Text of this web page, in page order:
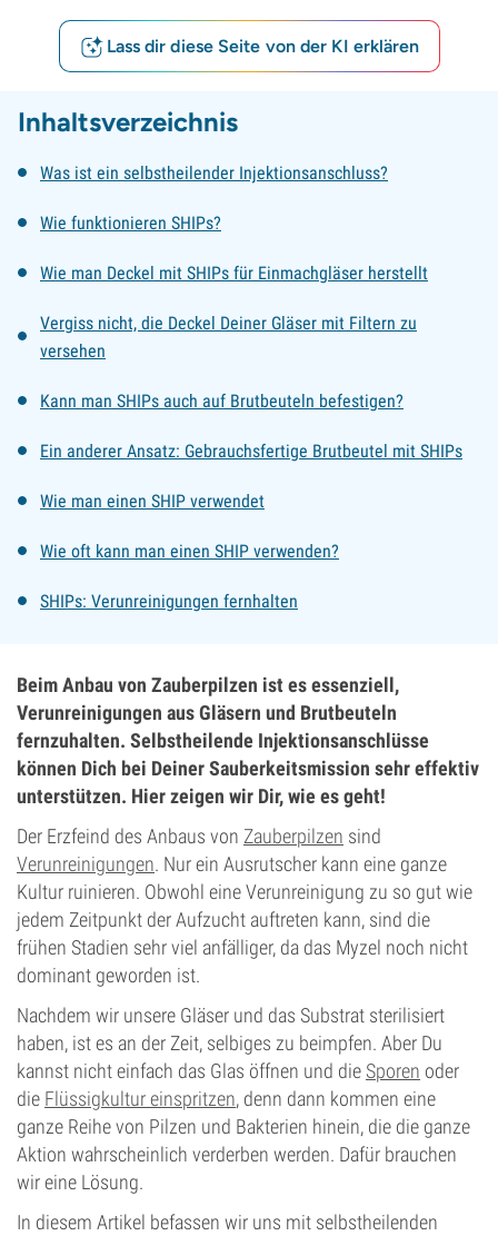
Lass dir diese Seite von der KI erklären
Inhaltsverzeichnis
Was ist ein selbstheilender Injektionsanschluss?
Wie funktionieren SHIPs?
Wie man Deckel mit SHIPs für Einmachgläser herstellt
Vergiss nicht, die Deckel Deiner Gläser mit Filtern zu
versehen
Kann man SHIPs auch auf Brutbeuteln befestigen?
Ein anderer Ansatz: Gebrauchsfertige Brutbeutel mit SHIPs
Wie man einen SHIP verwendet
Wie oft kann man einen SHIP verwenden?
SHIPs: Verunreinigungen fernhalten
Beim Anbau von Zauberpilzen ist es essenziell,
Verunreinigungen aus Gläsern und Brutbeuteln
fernzuhalten. Selbstheilende Injektionsanschlüsse
können Dich bei Deiner Sauberkeitsmission sehr effektiv
unterstützen. Hier zeigen wir Dir, wie es geht!
Der Erzfeind des Anbaus von Zauberpilzen sind
Verunreinigungen. Nur ein Ausrutscher kann eine ganze
Kultur ruinieren. Obwohl eine Verunreinigung zu so gut wie
jedem Zeitpunkt der Aufzucht auftreten kann, sind die
frühen Stadien sehr viel anfälliger, da das Myzel noch nicht
dominant geworden ist.
Nachdem wir unsere Gläser und das Substrat sterilisiert
haben, ist es an der Zeit, selbiges zu beimpfen. Aber Du
kannst nicht einfach das Glas öffnen und die Sporen oder
die Flüssigkultur einspritzen, denn dann kommen eine
ganze Reihe von Pilzen und Bakterien hinein, die die ganze
Aktion wahrscheinlich verderben werden. Dafür brauchen
wir eine Lösung.
In diesem Artikel befassen wir uns mit selbstheilenden